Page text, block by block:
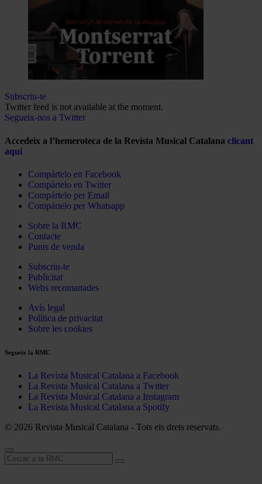
Subscriu-te
Twitter feed is not available at the moment.
Segueix-nos a Twitter
Accedeix a l’hemeroteca de la Revista Musical Catalana clicant
aquí
Compártelo en Facebook
Compártelo en Twitter
Compártelo per Email
Compártelo per Whatsapp
Sobre la RMC
Contacte
Punts de venda
Subscriu-te
Publicitat
Webs recomanades
Avís legal
Política de privacitat
Sobre les cookies
Segueix la RMC
La Revista Musical Catalana a Facebook
La Revista Musical Catalana a Twitter
La Revista Musical Catalana a Instagram
La Revista Musical Catalana a Spotify
© 2026 Revista Musical Catalana - Tots els drets reservats.
Cerca